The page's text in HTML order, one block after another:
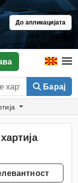
До апликацијата
Барај